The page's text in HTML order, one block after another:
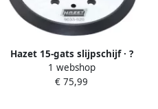
Hazet 15-gats slijpschijf · ?
150 mm 9033-020
1 webshop
€ 75,99